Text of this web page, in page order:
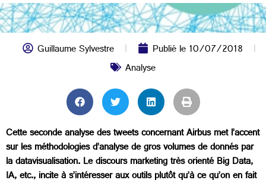
Guillaume Sylvestre Publié le10/07/2018
Analyse
Cette seconde analyse des tweets concernant Airbus met l’accent
sur les méthodologies d’analyse de gros volumes de donnés par
la datavisualisation. Le discours marketing très orienté Big Data,